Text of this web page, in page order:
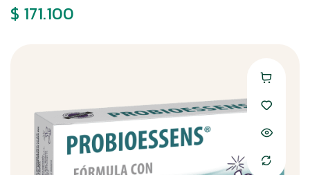
$ 171.100